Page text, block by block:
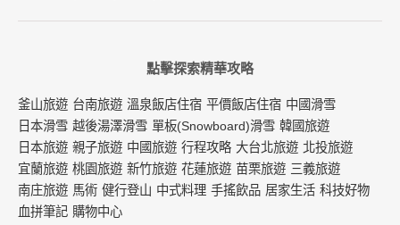
點擊探索精華攻略
釜山旅遊 台南旅遊 溫泉飯店住宿 平價飯店住宿 中國滑雪
日本滑雪 越後湯澤滑雪 單板(Snowboard)滑雪 韓國旅遊
日本旅遊 親子旅遊 中國旅遊 行程攻略 大台北旅遊 北投旅遊
宜蘭旅遊 桃園旅遊 新竹旅遊 花蓮旅遊 苗栗旅遊 三義旅遊
南庄旅遊 馬術 健行登山 中式料理 手搖飲品 居家生活 科技好物
血拼筆記 購物中心